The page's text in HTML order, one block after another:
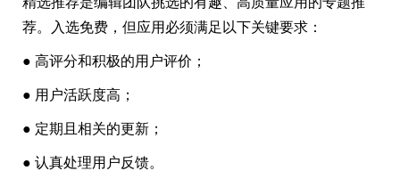
荐。入选免费，但应用必须满足以下关键要求：
● 高评分和积极的用户评价；
● 用户活跃度高；
● 定期且相关的更新；
● 认真处理用户反馈。